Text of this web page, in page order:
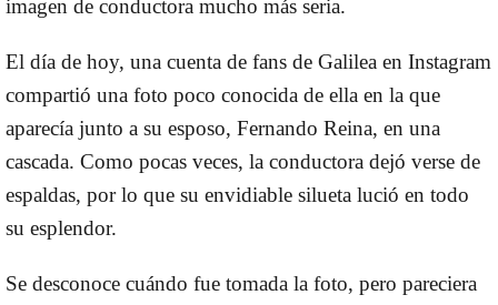
imagen de conductora mucho más seria.
El día de hoy, una cuenta de fans de Galilea en Instagram
compartió una foto poco conocida de ella en la que
aparecía junto a su esposo, Fernando Reina, en una
cascada. Como pocas veces, la conductora dejó verse de
espaldas, por lo que su envidiable silueta lució en todo
su esplendor.
Se desconoce cuándo fue tomada la foto, pero pareciera